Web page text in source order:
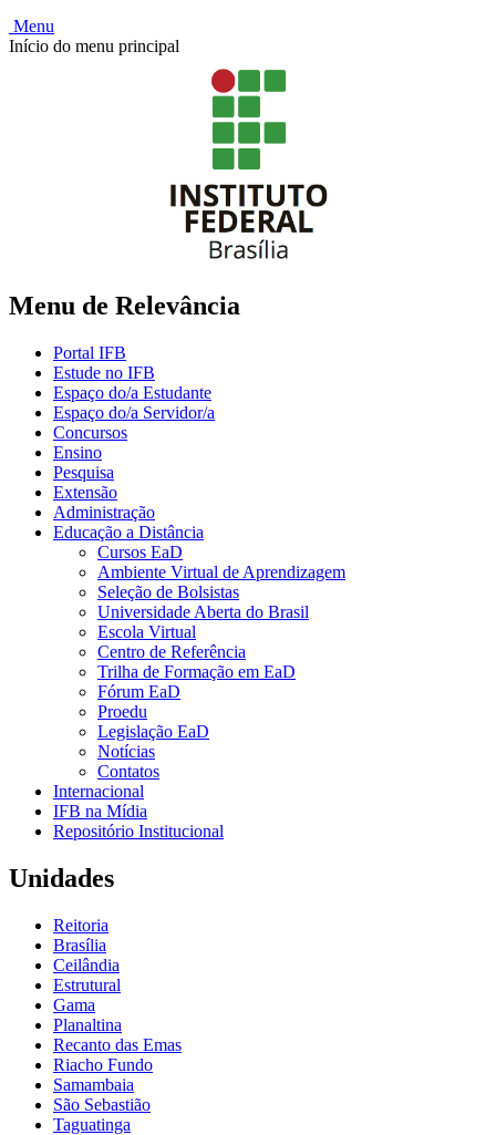
Menu
Início do menu principal
Menu de Relevância
Portal IFB
Estude no IFB
Espaço do/a Estudante
Espaço do/a Servidor/a
Concursos
Ensino
Pesquisa
Extensão
Administração
Educação a Distância
Cursos EaD
Ambiente Virtual de Aprendizagem
Seleção de Bolsistas
Universidade Aberta do Brasil
Escola Virtual
Centro de Referência
Trilha de Formação em EaD
Fórum EaD
Proedu
Legislação EaD
Notícias
Contatos
Internacional
IFB na Mídia
Repositório Institucional
Unidades
Reitoria
Brasília
Ceilândia
Estrutural
Gama
Planaltina
Recanto das Emas
Riacho Fundo
Samambaia
São Sebastião
Taguatinga